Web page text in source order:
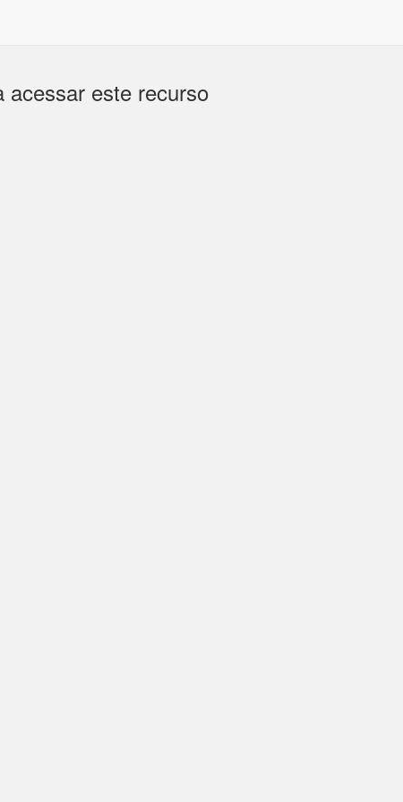
acessar este recurso